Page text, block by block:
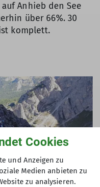
Anhieb den See
über 66%. 30
komplett.
Cookies
und Anzeigen zu
Medien anbieten zu
zu analysieren.